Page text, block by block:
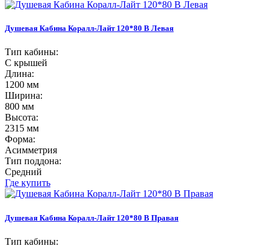
Душевая Кабина Коралл-Лайт 120*80 В Левая
Тип кабины:
С крышей
Длина:
1200 мм
Ширина:
800 мм
Высота:
2315 мм
Форма:
Асимметрия
Тип поддона:
Средний
Где купить
Душевая Кабина Коралл-Лайт 120*80 В Правая
Тип кабины: